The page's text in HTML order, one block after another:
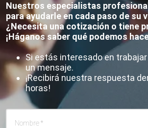
Nuestros especialistas
para ayudarle en cada paso de su
¿Necesita una cotización o tiene
¡Háganos saber qué podemos
Si estás interesado en
un mensaje.
¡Recibirá nuestra respuesta
horas!
Nombre*